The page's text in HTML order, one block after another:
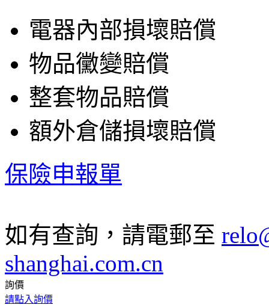
電器內部損壞賠償
物品黴變賠償
整套物品賠償
額外倉儲損壞賠償
保險申報單
如有查詢，請電郵至
shanghai.com.cn
詢價
請點入詢價